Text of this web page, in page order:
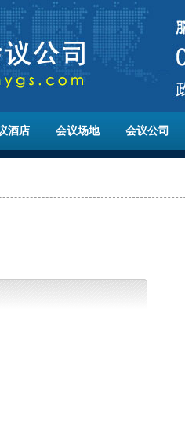
酒店 会议场地 会议公司